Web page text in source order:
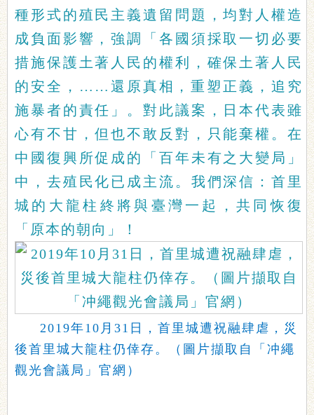
種形式的殖民主義遺留問題，均對人權造
成負面影響，強調「各國須採取一切必要
措施保護土著人民的權利，確保土著人民
的安全，……還原真相，重塑正義，追究
施暴者的責任」。對此議案，日本代表雖
心有不甘，但也不敢反對，只能棄權。在
中國復興所促成的「百年未有之大變局」
中，去殖民化已成主流。我們深信：首里
城的大龍柱終將與臺灣一起，共同恢復
「原本的朝向」！
2019年10月31日，首里城遭祝融肆虐，災
後首里城大龍柱仍倖存。（圖片擷取自「冲繩
觀光會議局」官網）